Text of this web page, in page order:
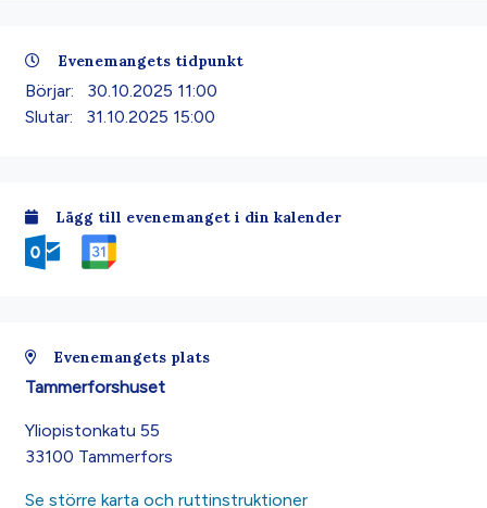
Evenemangets tidpunkt
Börjar: 30.10.2025 11:00
Slutar: 31.10.2025 15:00
Lägg till evenemanget i din kalender
Evenemangets plats
Tammerforshuset
Yliopistonkatu 55
33100 Tammerfors
Se större karta och ruttinstruktioner